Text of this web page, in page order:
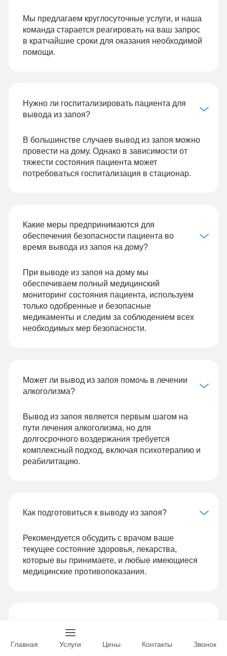
Мы предлагаем круглосуточные услуги, и наша
команда старается реагировать на ваш запрос
в кратчайшие сроки для оказания необходимой
помощи.
Нужно ли госпитализировать пациента для
вывода из запоя?
В большинстве случаев вывод из запоя можно
провести на дому. Однако в зависимости от
тяжести состояния пациента может
потребоваться госпитализация в стационар.
Какие меры предпринимаются для
обеспечения безопасности пациента во
время вывода из запоя на дому?
При выводе из запоя на дому мы
обеспечиваем полный медицинский
мониторинг состояния пациента, используем
только одобренные и безопасные
медикаменты и следим за соблюдением всех
необходимых мер безопасности.
Может ли вывод из запоя помочь в лечении
алкоголизма?
Вывод из запоя является первым шагом на
пути лечения алкоголизма, но для
долгосрочного воздержания требуется
комплексный подход, включая психотерапию и
реабилитацию.
Как подготовиться к выводу из запоя?
Рекомендуется обсудить с врачом ваше
текущее состояние здоровья, лекарства,
которые вы принимаете, и любые имеющиеся
медицинские противопоказания.
Задать вопрос
Главная Услуги Цены Контакты Звонок